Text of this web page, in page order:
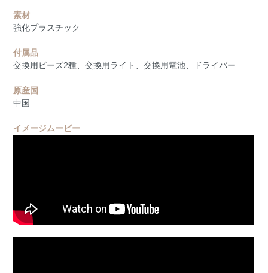
素材
強化プラスチック
付属品
交換用ビーズ2種、交換用ライト、交換用電池、ドライバー
原産国
中国
イメージムービー